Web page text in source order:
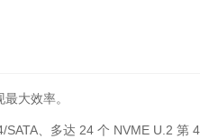
大效率。
、多达 24 个 NVME U.2 第